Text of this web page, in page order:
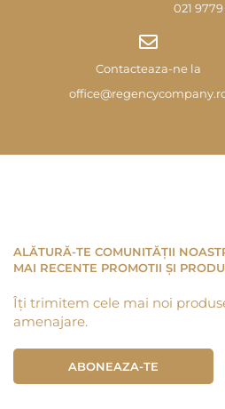
021 9779
Contacteaza-ne la
ALĂTURĂ-TE COMUNITĂȚII
MAI RECENTE PROMOTII ȘI
Îți trimitem cele mai noi
amenajare.
ABONEAZA-TE